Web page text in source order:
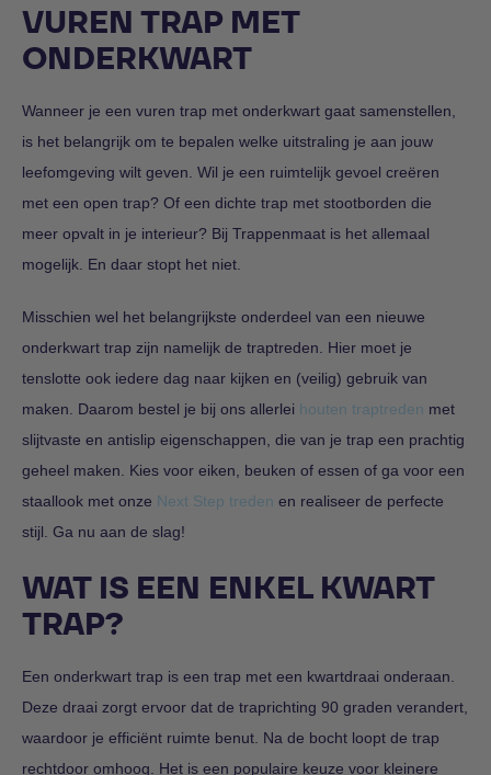
VUREN TRAP MET
ONDERKWART
Wanneer je een vuren trap met onderkwart gaat samenstellen,
is het belangrijk om te bepalen welke uitstraling je aan jouw
leefomgeving wilt geven. Wil je een ruimtelijk gevoel creëren
met een open trap? Of een dichte trap met stootborden die
meer opvalt in je interieur? Bij Trappenmaat is het allemaal
mogelijk. En daar stopt het niet.
Misschien wel het belangrijkste onderdeel van een nieuwe
onderkwart trap zijn namelijk de traptreden. Hier moet je
tenslotte ook iedere dag naar kijken en (veilig) gebruik van
maken. Daarom bestel je bij ons allerlei houten traptreden met
slijtvaste en antislip eigenschappen, die van je trap een prachtig
geheel maken. Kies voor eiken, beuken of essen of ga voor een
staallook met onze Next Step treden en realiseer de perfecte
stijl. Ga nu aan de slag!
WAT IS EEN ENKEL KWART
TRAP?
Een onderkwart trap is een trap met een kwartdraai onderaan.
Deze draai zorgt ervoor dat de traprichting 90 graden verandert,
waardoor je efficiënt ruimte benut. Na de bocht loopt de trap
rechtdoor omhoog. Het is een populaire keuze voor kleinere